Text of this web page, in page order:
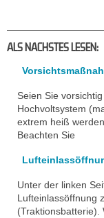
ALS NACHSTES LESEN:
Seien Sie
Hochvoltsystem
extrem heiß
Beachten Sie
Unter der linken
Lufteinlassöffnung
(Traktionsbatterie).